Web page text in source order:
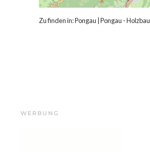
Zu finden in:Pongau Pongau -
WERBUNG